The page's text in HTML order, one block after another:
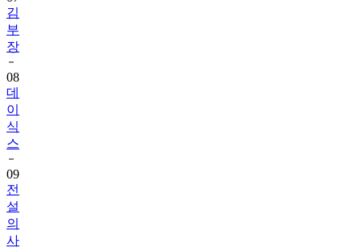
김
부
장
08
데
이
식
스
09
전
설
의
사